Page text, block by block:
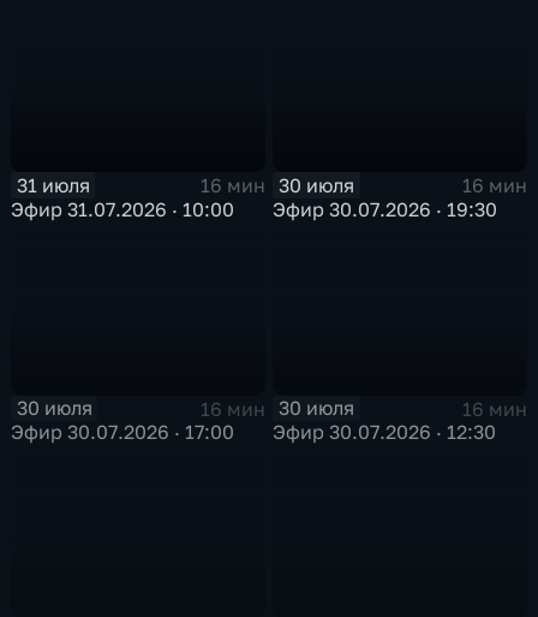
31 июля
16 мин
Эфир 31.07.2026 · 10:00
30 июля
16 мин
Эфир 30.07.2026 · 19:30
30 июля
16 мин
Эфир 30.07.2026 · 17:00
30 июля
16 мин
Эфир 30.07.2026 · 12:30